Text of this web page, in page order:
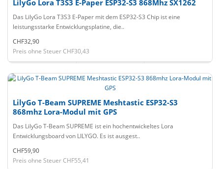
LilyGo Lora T3S3 E-Paper ESP32-S3 868Mhz SX1262
Das LilyGo Lora T3S3 E-Paper mit dem ESP32-S3 Chip ist eine
leistungsstarke Entwicklungsplatine, die..
CHF32,90
Preis ohne Steuer CHF30,43
LilyGo T-Beam SUPREME Meshtastic ESP32-S3
868mhz Lora-Modul mit GPS
Das LilyGo T-Beam SUPREME ist ein hochentwickeltes Lora
Entwicklungsboard von LILYGO. Es ist ausgest..
CHF59,90
Preis ohne Steuer CHF55,41